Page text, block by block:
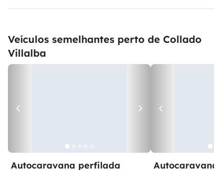
Veículos semelhantes perto de Collado
Villalba
Autocaravana perfilada Autocaravana